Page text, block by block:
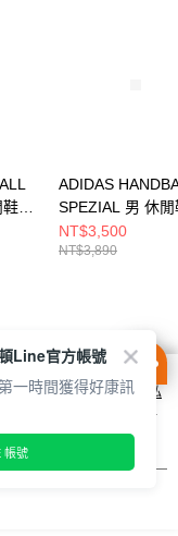
鞋
ADIDAS
SPEZIAL 男 休閒
KH6921
NT$3,500
NT$3,890
方式之詳情，及若您不希
定，請參閱本網站「
隱私
同意本公司得按本網站使
Line官方帳號
一時間獲得好康訊
帳號